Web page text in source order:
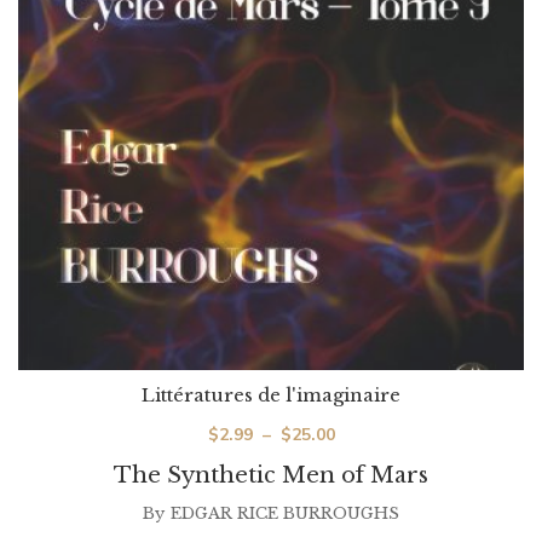
The Synthetic Men of Mars
Littératures de l'imaginaire
$2.99 – $25.00Plage
de
prix :
By EDGAR RICE BURROUGHS